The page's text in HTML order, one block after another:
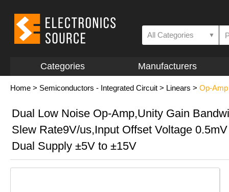
All Categories ▼
Categories Manufacturers
Home > Semiconductors - Integrated Circuit > Linears > Op-
Dual Low Noise Op-Amp,Unity Gain
Slew Rate9V/us,Input Offset Voltage 0.5mV
Dual Supply ±5V to ±15V